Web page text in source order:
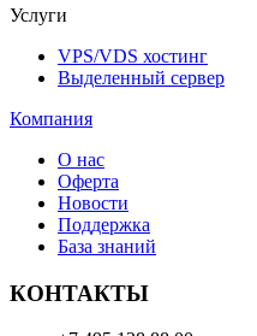
Услуги
VPS/VDS хостинг
Выделенный сервер
Компания
О нас
Оферта
Новости
Поддержка
База знаний
КОНТАКТЫ